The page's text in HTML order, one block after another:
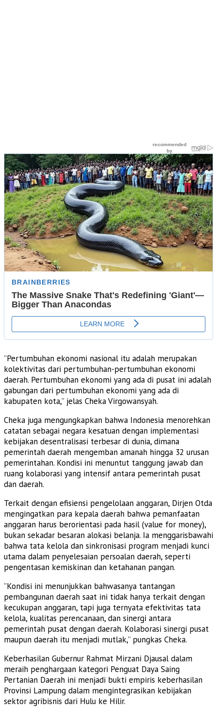
​”Pertumbuhan ekonomi nasional itu adalah merupakan
kolektivitas dari pertumbuhan-pertumbuhan ekonomi
daerah. Pertumbuhan ekonomi yang ada di pusat ini adalah
gabungan dari pertumbuhan ekonomi yang ada di
kabupaten kota,” jelas Cheka Virgowansyah.
​Cheka juga mengungkapkan bahwa Indonesia menorehkan
catatan sebagai negara kesatuan dengan implementasi
kebijakan desentralisasi terbesar di dunia, dimana
pemerintah daerah mengemban amanah hingga 32 urusan
pemerintahan. Kondisi ini menuntut tanggung jawab dan
ruang kolaborasi yang intensif antara pemerintah pusat
dan daerah.
​Terkait dengan efisiensi pengelolaan anggaran, Dirjen Otda
mengingatkan para kepala daerah bahwa pemanfaatan
anggaran harus berorientasi pada hasil (value for money),
bukan sekadar besaran alokasi belanja. Ia menggarisbawahi
bahwa tata kelola dan sinkronisasi program menjadi kunci
utama dalam penyelesaian persoalan daerah, seperti
pengentasan kemiskinan dan ketahanan pangan.
​”Kondisi ini menunjukkan bahwasanya tantangan
pembangunan daerah saat ini tidak hanya terkait dengan
kecukupan anggaran, tapi juga ternyata efektivitas tata
kelola, kualitas perencanaan, dan sinergi antara
pemerintah pusat dengan daerah. Kolaborasi sinergi pusat
maupun daerah itu menjadi mutlak,” pungkas Cheka.
​Keberhasilan Gubernur Rahmat Mirzani Djausal dalam
meraih penghargaan kategori Penguat Daya Saing
Pertanian Daerah ini menjadi bukti empiris keberhasilan
Provinsi Lampung dalam mengintegrasikan kebijakan
sektor agribisnis dari Hulu ke Hilir.